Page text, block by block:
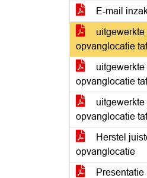
E-mail
uitgewerkte
opvanglocatie
uitgewerkte
opvanglocatie
uitgewerkte
opvanglocatie
Herstel
opvanglocatie